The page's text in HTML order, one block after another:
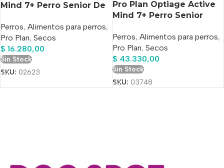
Mind 7+ Perro Senior De
Perros, Alimentos para perros,
Pro Plan, Secos
$ 16.280,00
Sin Stock
SKU: 02623
Pro Plan Optiage Active
Mind 7+ Perro Senior
Perros, Alimentos para perros,
Pro Plan, Secos
$ 43.330,00
Sin Stock
SKU: 03748